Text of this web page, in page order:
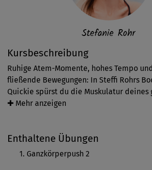
Kursbeschreibung
Ruhige Atem-Momente, hohes Tempo
fließende Bewegungen: In Steffi Rohrs
Quickie spürst du die Muskulatur deines
Körpers. Bekannten Yoga-Asanas,
✚ Mehr anzeigen
Enthaltene Übungen
Ganzkörperpush 2
Stefanie Rohr